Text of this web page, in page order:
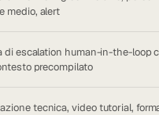
medio, alert
di escalation human-in-the-loop
precompilato
tecnica, video tutorial,